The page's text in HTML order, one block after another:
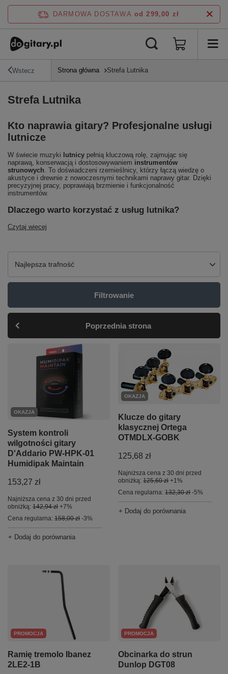
DARMOWA DOSTAWA od 299,00 zł
Wstecz Strona główna Strefa Lutnika
Strefa Lutnika
Kto naprawia gitary? Profesjonalne usługi
lutnicze
W świecie muzyki lutnicy pełnią kluczową rolę, zajmując się
naprawą, konserwacją i dostosowywaniem instrumentów
strunowych. To doświadczeni rzemieślnicy, którzy łączą wiedzę o
akustyce i drewnie z nowoczesnymi technikami naprawy gitar. Dzięki
precyzyjnej pracy, poprawiają brzmienie i funkcjonalność
instrumentów.
Dlaczego warto korzystać z usług lutnika?
Czytaj więcej
Zmień sortowanie
Najlepsza trafność
Filtrowanie
Poprzednia strona
OKAZJA
System kontroli
wilgotności gitary
D'Addario PW-HPK-01
Humidipak Maintain
153,27 zł
Najniższa cena z 30 dni przed
obniżką: 142,94 zł +7%
Cena regularna: 158,00 zł -3%
+ Dodaj do porównania
OKAZJA
Klucze do gitary
klasycznej Ortega
OTMDLX-GOBK
125,68 zł
Najniższa cena z 30 dni przed
obniżką: 125,60 zł +1%
Cena regularna: 132,30 zł -5%
+ Dodaj do porównania
PROMOCJA
Ramię tremolo Ibanez
2LE2-1B
PROMOCJA
Obcinarka do strun
Dunlop DGT08